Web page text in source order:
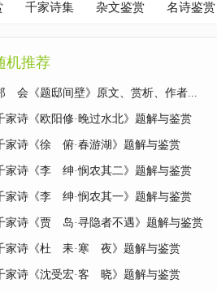
千家诗集 杂文鉴赏 名诗鉴赏
机推荐
会《题邸间壁》原文、赏析、作者...
家诗《欧阳修·晚过水北》题解与鉴赏
家诗《徐 俯·春游湖》题解与鉴赏
家诗《李 绅·悯农其二》题解与鉴赏
家诗《李 绅·悯农其一》题解与鉴赏
家诗《贾 岛·寻隐者不遇》题解与鉴赏
家诗《杜 耒·寒 夜》题解与鉴赏
家诗《沈受宏·客 晓》题解与鉴赏